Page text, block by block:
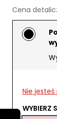
Cena
Nie
WYBIERZ